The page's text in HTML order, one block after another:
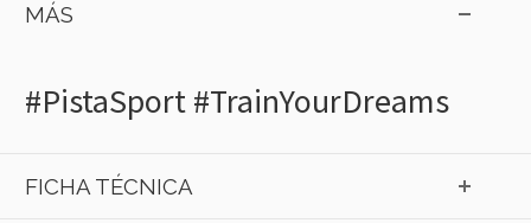
MÁS
#PistaSport #TrainYourDreams
FICHA TÉCNICA